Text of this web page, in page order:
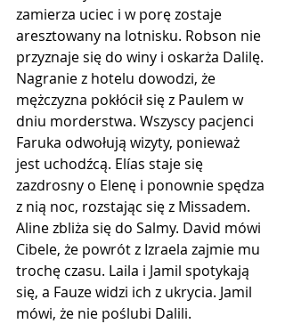
zamierza uciec i w porę zostaje
aresztowany na lotnisku. Robson nie
przyznaje się do winy i oskarża Dalilę.
Nagranie z hotelu dowodzi, że
mężczyzna pokłócił się z Paulem w
dniu morderstwa. Wszyscy pacjenci
Faruka odwołują wizyty, ponieważ
jest uchodźcą. Elías staje się
zazdrosny o Elenę i ponownie spędza
z nią noc, rozstając się z Missadem.
Aline zbliża się do Salmy. David mówi
Cibele, że powrót z Izraela zajmie mu
trochę czasu. Laila i Jamil spotykają
się, a Fauze widzi ich z ukrycia. Jamil
mówi, że ​​nie poślubi Dalili.